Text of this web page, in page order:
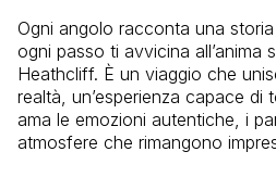
Ogni angolo racconta una
ogni passo ti avvicina all’anima
Heathcliff. È un viaggio che
realtà, un’esperienza capace di
ama le emozioni autentiche, i
atmosfere che rimangono